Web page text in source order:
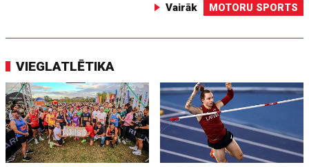
Vairāk MOTORU SPORTS
VIEGLATLĒTIKA